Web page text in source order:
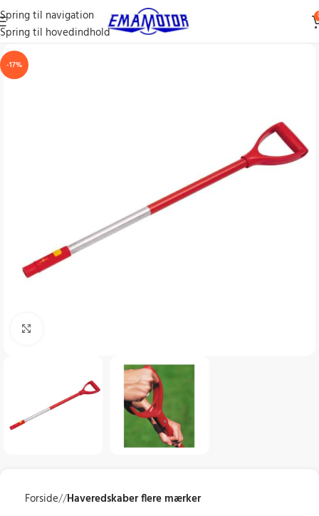
Spring til navigation
Spring til hovedindhold
-17%
Forside/ Haveredskaber flere mærker